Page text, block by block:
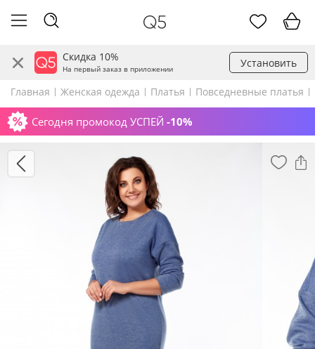
Скидка 10%
На первый заказ в приложении Установить
Главная Женская одежда Платья Повседневные платья
Сегодня промокод УСПЕЙ -10%